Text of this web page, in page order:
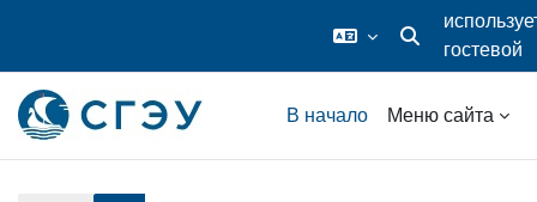
Изменитьгостевой
доступ
В начало
Меню сайта